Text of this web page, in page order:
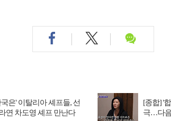
은' 이탈리아 셰프들, 선
연 차도영 셰프 만난다
[종합] '
극…다음